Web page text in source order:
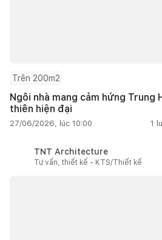
Trên 200m2
Ngôi nhà mang cảm hứng Trung
thiên hiện đại
27/06/2026, lúc 10:00 1
TNT Architecture
Tư vấn, thiết kế - KTS/Thiết kế